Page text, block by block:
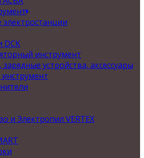
DCK
инструмент
зарядные устройства, аксессуары
и Электропил VERTEX